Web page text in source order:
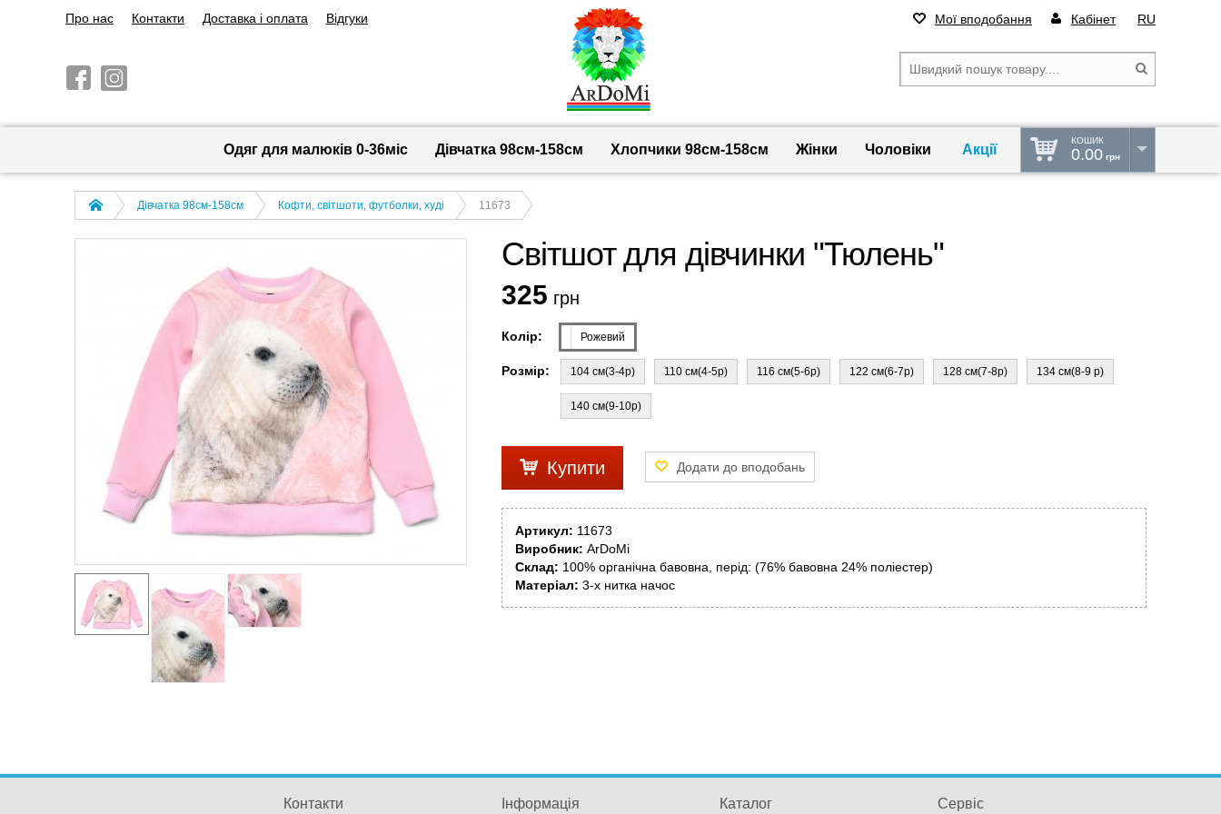
Про нас Контакти Доставка і оплата Відгуки Мої вподобання Кабінет RU
Одяг для малюків 0-36міс Дівчатка 98cм-158см Хлопчики 98см-158см Жінки Чоловіки Акції
КОШИК
0.00 грн
Дівчатка 98cм-158см Кофти, світшоти, футболки, худі 11673
Світшот для дівчинки "Тюлень"
325 грн
Колір: Рожевий
Розмір: 104 см(3-4р) 110 см(4-5р) 116 см(5-6р) 122 см(6-7р) 128 см(7-8р) 134 см(8-9 р)
140 см(9-10р)
Купити
Артикул: 11673
Виробник: ArDoMi
Склад: 100% органічна бавовна, перід: (76% бавовна 24% поліестер)
Матеріал: 3-х нитка начос
Контакти Інформація Каталог Сервіс